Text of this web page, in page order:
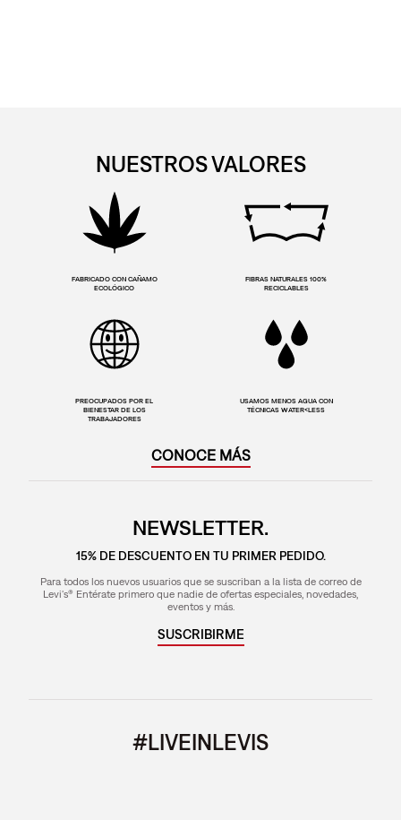
NUESTROS VALORES
FABRICADO CON CAÑAMO
ECOLÓGICO
FIBRAS NATURALES 100%
RECICLABLES
PREOCUPADOS POR EL
BIENESTAR DE LOS
TRABAJADORES
USAMOS MENOS AGUA CON
TÉCNICAS WATER<LESS
CONOCE MÁS
NEWSLETTER.
15% DE DESCUENTO EN TU PRIMER PEDIDO.
Para todos los nuevos usuarios que se suscriban a la lista de correo de
Levi's® Entérate primero que nadie de ofertas especiales, novedades,
eventos y más.
SUSCRIBIRME
#LIVEINLEVIS